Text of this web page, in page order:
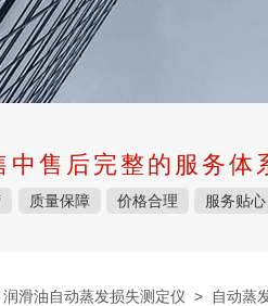
中售后完整的服务体
质量保障 价格合理 服务贴心
润滑油自动蒸发损失测定仪 > 自动蒸